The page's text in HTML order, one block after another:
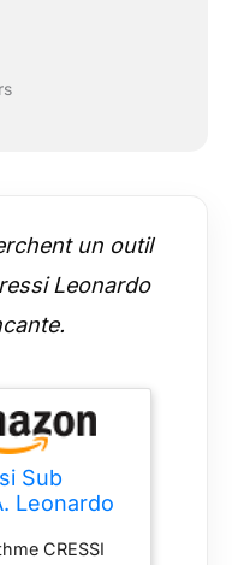
un outil
Leonardo
Sub
Leonardo
Mixte,
CRESSI